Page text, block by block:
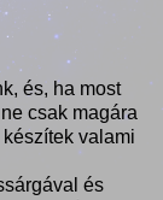
és, ha most
ne csak magára
valami
és